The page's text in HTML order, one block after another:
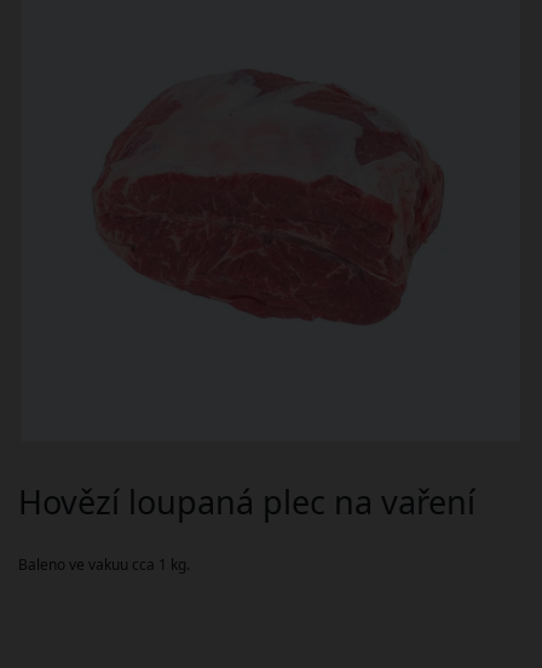
Baleno ve vakuu cca 1 kg.
Hovězí loupaná plec na vaření